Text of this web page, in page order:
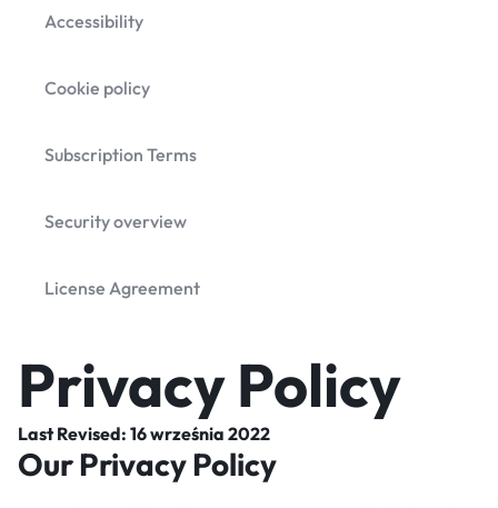
Accessibility
Cookie policy
Subscription Terms
Security overview
License Agreement
Privacy Policy
Last Revised: 16 września 2022
Our Privacy Policy